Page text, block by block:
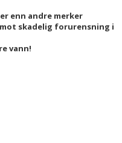
enn andre merker
skadelig forurensning i
vann!